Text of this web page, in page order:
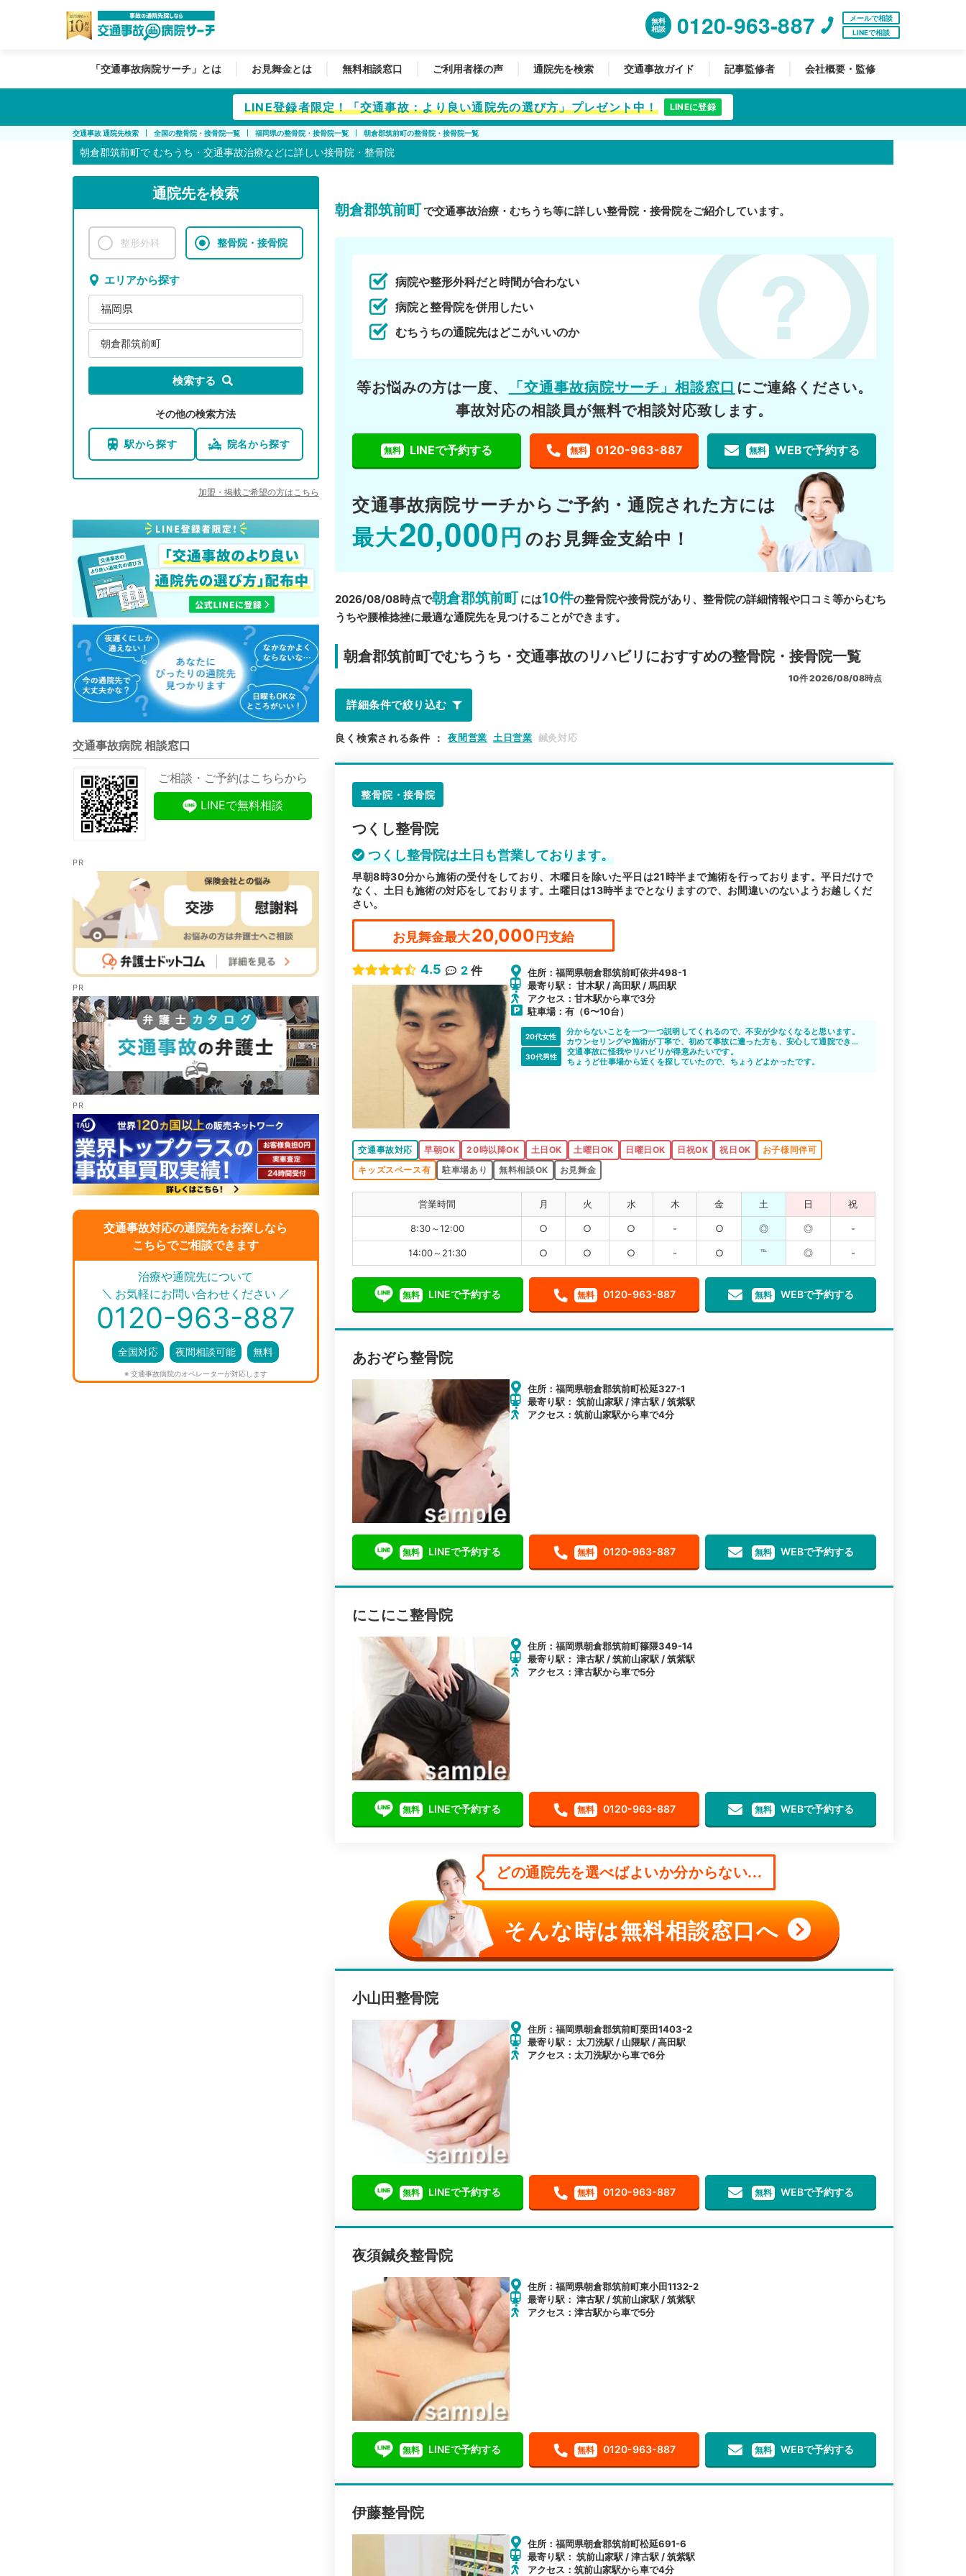
無料
相談
0120-963-887
メールで相談
LINEで相談
「交通事故病院サーチ」とは お見舞金とは 無料相談窓口 ご利用者様の声 通院先を検索 交通事故ガイド 記事監修者 会社概要・監修
LINE登録者限定！「交通事故：より良い通院先の選び方」プレゼント中！ LINEに登録
交通事故 通院先検索 全国の整骨院・接骨院一覧 福岡県の整骨院・接骨院一覧 朝倉郡筑前町の整骨院・接骨院一覧
朝倉郡筑前町で むちうち・交通事故治療などに詳しい接骨院・整骨院
通院先を検索
整形外科 整骨院・接骨院
エリアから探す
福岡県
朝倉郡筑前町
検索する
その他の検索方法
駅から探す 院名から探す
加盟・掲載ご希望の方はこちら
交通事故病院 相談窓口
ご相談・ご予約はこちらから
LINEで無料相談
交通事故対応の通院先をお探しなら
こちらでご相談できます
＼ ／
治療や通院先について
お気軽にお問い合わせください
0120-963-887
全国対応 夜間相談可能 無料
※ 交通事故病院のオペレーターが対応します
朝倉郡筑前町で交通事故治療・むちうち等に詳しい整骨院・接骨院をご紹介しています。
病院や整形外科だと時間が合わない
病院と整骨院を併用したい
むちうちの通院先はどこがいいのか
等お悩みの方は一度、 「交通事故病院サーチ」相談窓口 にご連絡ください。
事故対応の相談員が無料で相談対応致します。
無料 LINEで予約する 無料 0120-963-887 無料 WEBで予約する
交通事故病院サーチから ご予約・通院された方には
最大20,000 円 のお見舞金支給中！
2026/08/08時点で朝倉郡筑前町には10件の整骨院や接骨院があり、整骨院の詳細情報や口コミ等からむち
うちや腰椎捻挫に最適な通院先を見つけることができます。
朝倉郡筑前町でむちうち・交通事故のリハビリにおすすめの整骨院・接骨院一覧
10件2026/08/08時点
詳細条件で絞り込む
良く検索される条件 ： 夜間営業 土日営業 鍼灸対応
整骨院・接骨院
つくし整骨院
つくし整骨院は土日も営業しております。
早朝8時30分から施術の受付をしており、木曜日を除いた平日は21時半まで施術を行っております。平日だけで
なく、土日も施術の対応をしております。土曜日は13時半までとなりますので、お間違いのないようお越しくだ
さい。
お見舞金最大20,000円支給
4.5 2 件
住所：福岡県朝倉郡筑前町依井498-1
最寄り駅： 甘木駅 / 高田駅 / 馬田駅
アクセス：甘木駅から車で3分
駐車場：有（6〜10台）
20代女性
分からないことを一つ一つ説明してくれるので、不安が少なくなると思います。
カウンセリングや施術が丁寧で、初めて事故に遭った方も、安心して通院できる
と思います。
30代男性
交通事故に怪我やリハビリが得意みたいです。
ちょうど仕事場から近くを探していたので、ちょうどよかったです。
交通事故対応 早朝OK 20時以降OK 土日OK 土曜日OK 日曜日OK 日祝OK 祝日OK
お子様同伴可
キッズスペース有
駐車場あり 無料相談OK お見舞金
営業時間 月 火 水 木 金 土 日 祝
8:30～12:00 ○ ○ ○ - ○ ◎ ◎ -
14:00～21:30 ○ ○ ○ - ○ ℡ ◎ -
無料 LINEで予約する 無料 0120-963-887 無料 WEBで予約する
あおぞら整骨院
住所：福岡県朝倉郡筑前町松延327-1
最寄り駅： 筑前山家駅 / 津古駅 / 筑紫駅
アクセス：筑前山家駅から車で4分
無料 LINEで予約する 無料 0120-963-887 無料 WEBで予約する
にこにこ整骨院
住所：福岡県朝倉郡筑前町篠隈349-14
最寄り駅： 津古駅 / 筑前山家駅 / 筑紫駅
アクセス：津古駅から車で5分
無料 LINEで予約する 無料 0120-963-887 無料 WEBで予約する
どの通院先を選べばよいか分からない...
そんな時は無料相談窓口へ
小山田整骨院
住所：福岡県朝倉郡筑前町栗田1403-2
最寄り駅： 太刀洗駅 / 山隈駅 / 高田駅
アクセス：太刀洗駅から車で6分
無料 LINEで予約する 無料 0120-963-887 無料 WEBで予約する
夜須鍼灸整骨院
住所：福岡県朝倉郡筑前町東小田1132-2
最寄り駅： 津古駅 / 筑前山家駅 / 筑紫駅
アクセス：津古駅から車で5分
無料 LINEで予約する 無料 0120-963-887 無料 WEBで予約する
伊藤整骨院
住所：福岡県朝倉郡筑前町松延691-6
最寄り駅： 筑前山家駅 / 津古駅 / 筑紫駅
アクセス：筑前山家駅から車で4分